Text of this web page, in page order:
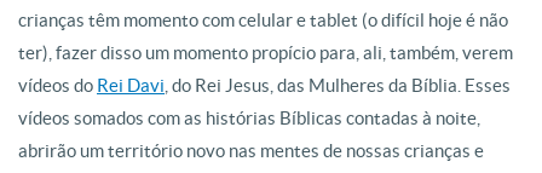
crianças têm momento com celular e tablet (o difícil hoje é não
ter), fazer disso um momento propício para, ali, também, verem
vídeos do Rei Davi , do Rei Jesus, das Mulheres da Bíblia. Esses
vídeos somados com as histórias Bíblicas contadas à noite,
abrirão um território novo nas mentes de nossas crianças e